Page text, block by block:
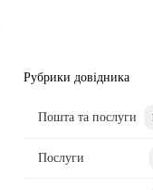
Рубрики довідника
Пошта та послуги
Послуги